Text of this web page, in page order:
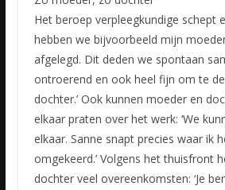
Het beroep verpleegkundige schept
hebben we bijvoorbeeld mijn
afgelegd. Dit deden we spontaan
ontroerend en ook heel fijn om te
dochter.’ Ook kunnen moeder en
elkaar praten over het werk: ‘We
elkaar. Sanne snapt precies waar ik
omgekeerd.’ Volgens het thuisfront
dochter veel overeenkomsten: ‘Je